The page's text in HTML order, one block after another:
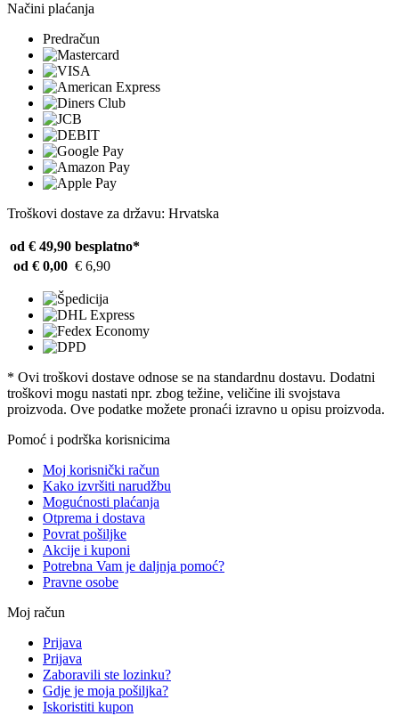
Načini plaćanja
Predračun
Troškovi dostave za državu: Hrvatska
od € 49,90 besplatno*
od € 0,00 € 6,90
* Ovi troškovi dostave odnose se na standardnu ​​dostavu. Dodatni
troškovi mogu nastati npr. zbog težine, veličine ili svojstava
proizvoda. Ove podatke možete pronaći izravno u opisu proizvoda.
Pomoć i podrška korisnicima
Moj korisnički račun
Kako izvršiti narudžbu
Mogućnosti plaćanja
Otprema i dostava
Povrat pošiljke
Akcije i kuponi
Potrebna Vam je daljnja pomoć?
Pravne osobe
Moj račun
Prijava
Prijava
Zaboravili ste lozinku?
Gdje je moja pošiljka?
Iskoristiti kupon